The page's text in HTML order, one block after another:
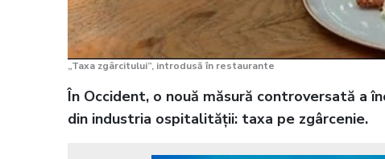
„Taxa zgârcitului”, introdusă în restaurante
În Occident, o nouă măsură controversată a
din industria ospitalității: taxa pe zgârcenie.